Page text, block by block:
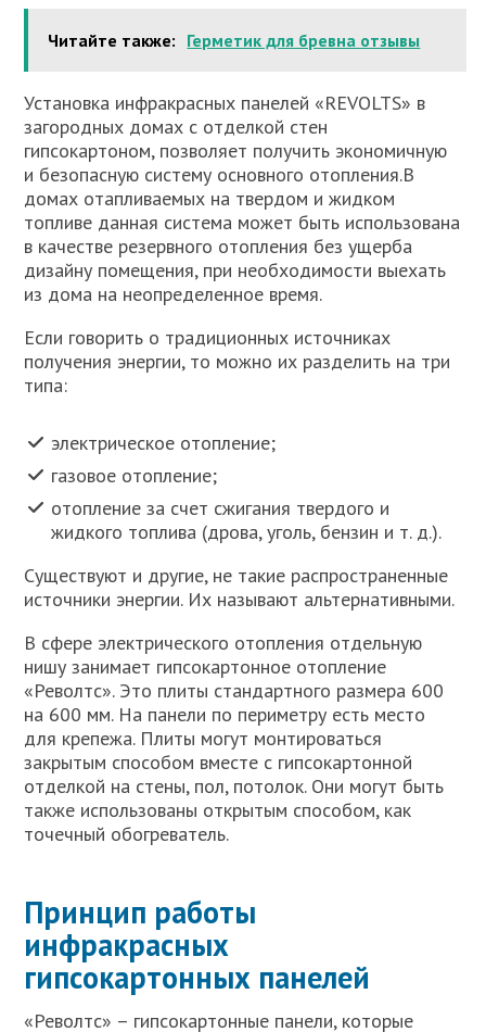
Читайте также: Герметик для бревна отзывы
Установка инфракрасных панелей «REVOLTS» в
загородных домах с отделкой стен
гипсокартоном, позволяет получить экономичную
и безопасную систему основного отопления.В
домах отапливаемых на твердом и жидком
топливе данная система может быть использована
в качестве резервного отопления без ущерба
дизайну помещения, при необходимости выехать
из дома на неопределенное время.
Если говорить о традиционных источниках
получения энергии, то можно их разделить на три
типа:
электрическое отопление;
газовое отопление;
отопление за счет сжигания твердого и
жидкого топлива (дрова, уголь, бензин и т. д.).
Существуют и другие, не такие распространенные
источники энергии. Их называют альтернативными.
В сфере электрического отопления отдельную
нишу занимает гипсокартонное отопление
«Револтс». Это плиты стандартного размера 600
на 600 мм. На панели по периметру есть место
для крепежа. Плиты могут монтироваться
закрытым способом вместе с гипсокартонной
отделкой на стены, пол, потолок. Они могут быть
также использованы открытым способом, как
точечный обогреватель.
Принцип работы
инфракрасных
гипсокартонных панелей
«Револтс» – гипсокартонные панели, которые